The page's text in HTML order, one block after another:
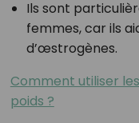
Ils sont
femmes, car ils
d’œstrogènes.
Comment utiliser
poids ?